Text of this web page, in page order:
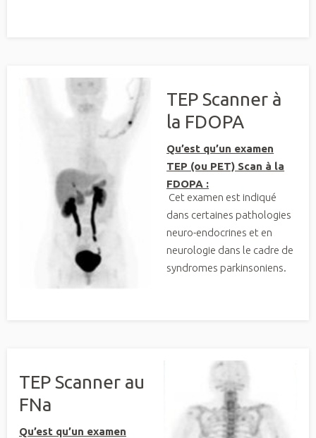
TEP Scanner à
la FDOPA
Qu’est qu’un examen
TEP (ou PET) Scan à la
FDOPA :
Cet examen est indiqué
dans certaines pathologies
neuro-endocrines et en
neurologie dans le cadre de
syndromes parkinsoniens.
TEP Scanner au
FNa
Qu’est qu’un examen